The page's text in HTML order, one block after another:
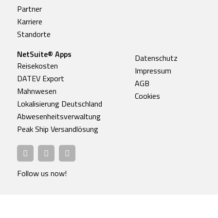
Partner
Karriere
Standorte
NetSuite® Apps
Reisekosten
DATEV Export
Mahnwesen
Lokalisierung Deutschland
Abwesenheitsverwaltung
Peak Ship Versandlösung
Datenschutz
Impressum
AGB
Cookies
Follow us now!